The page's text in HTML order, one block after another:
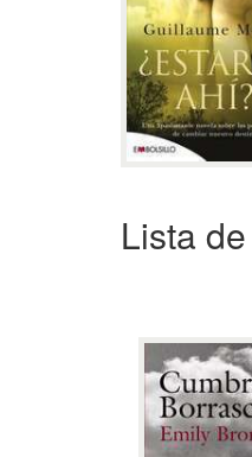
Lista